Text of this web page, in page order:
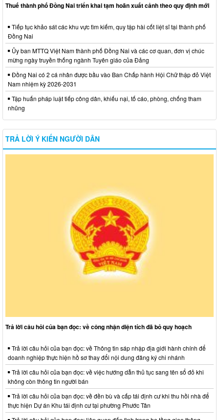
Thuế thành phố Đồng Nai triển khai tạm hoãn xuất cảnh theo quy định mới
Tiếp tục khảo sát các khu vực tìm kiếm, quy tập hài cốt liệt sĩ tại thành phố
Đồng Nai
Ủy ban MTTQ Việt Nam thành phố Đồng Nai và các cơ quan, đơn vị chúc
mừng ngày truyền thống ngành Tuyên giáo của Đảng
Đồng Nai có 2 cá nhân được bầu vào Ban Chấp hành Hội Chữ thập đỏ Việt
Nam nhiệm kỳ 2026-2031
Tập huấn pháp luật tiếp công dân, khiếu nại, tố cáo, phòng, chống tham
nhũng
TRẢ LỜI Ý KIẾN NGƯỜI DÂN
Trả lời câu hỏi của bạn đọc: về công nhận diện tích đã bỏ quy hoạch
Trả lời câu hỏi của bạn đọc: về Thông tin sáp nhập địa giới hành chính để
doanh nghiệp thực hiện hồ sơ thay đổi nội dung đăng ký chi nhánh
Trả lời câu hỏi của bạn đọc: về việc hướng dẫn thủ tục sang tên sổ đỏ khi
không còn thông tin người bán
Trả lời câu hỏi của bạn đọc: về đền bù và cấp tái định cư khi thu hồi nhà để
thực hiện Dự án Khu tái định cư tại phường Phước Tân